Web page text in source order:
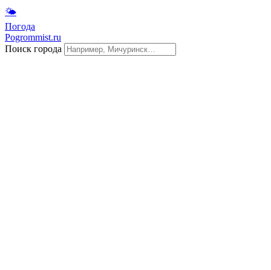
🌤
Погода
Pogrommist.ru
Поиск города